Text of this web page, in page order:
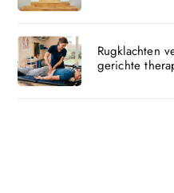
Rugklachten
gerichte